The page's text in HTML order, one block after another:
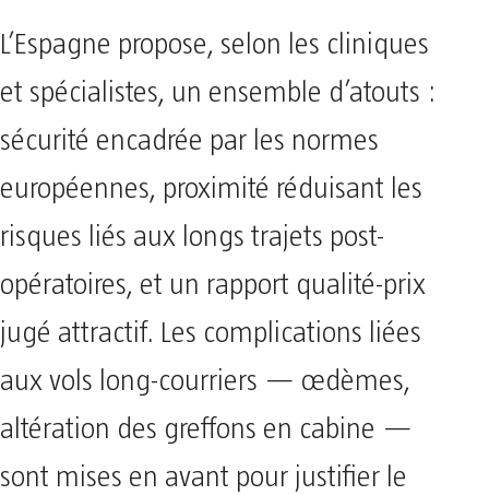
L’Espagne propose, selon les cliniques
et spécialistes, un ensemble d’atouts :
sécurité encadrée par les normes
européennes, proximité réduisant les
risques liés aux longs trajets post-
opératoires, et un rapport qualité-prix
jugé attractif. Les complications liées
aux vols long-courriers — œdèmes,
altération des greffons en cabine —
sont mises en avant pour justifier le